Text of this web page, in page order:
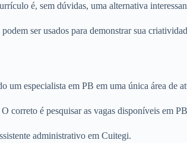
é, sem dúvidas, uma alternativa
ser usados para demonstrar sua
um especialista em PB em uma única área de
correto é pesquisar as vagas disponíveis em
administrativo em Cuitegi.